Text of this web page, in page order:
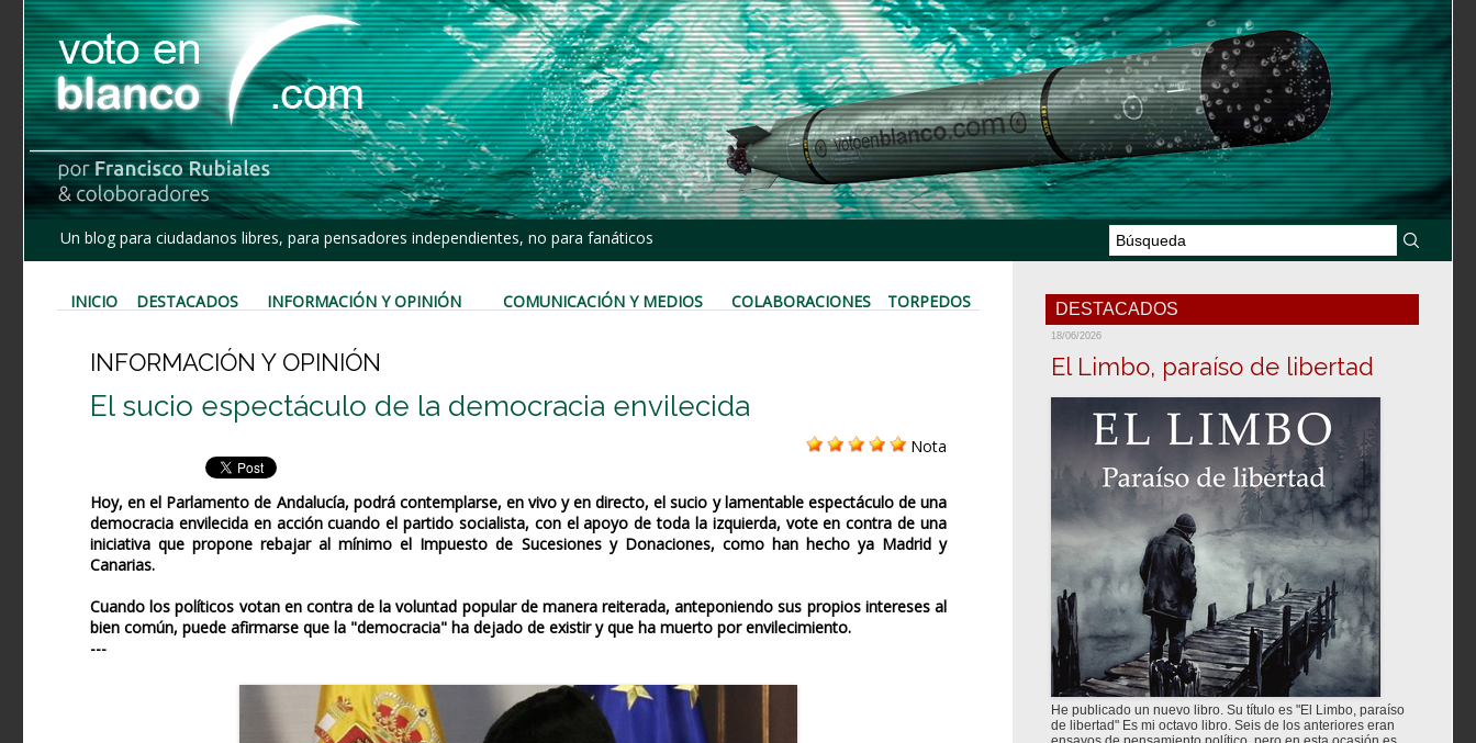
Un blog para ciudadanos libres, para pensadores independientes, no para fanáticos
INICIO DESTACADOS INFORMACIÓN Y OPINIÓN COMUNICACIÓN Y MEDIOS COLABORACIONES TORPEDOS
INFORMACIÓN Y OPINIÓN
El sucio espectáculo de la democracia envilecida
Nota
Hoy, en el Parlamento de Andalucía, podrá contemplarse, en vivo y en directo, el sucio y lamentable espectáculo de una
democracia envilecida en acción cuando el partido socialista, con el apoyo de toda la izquierda, vote en contra de una
iniciativa que propone rebajar al mínimo el Impuesto de Sucesiones y Donaciones, como han hecho ya Madrid y
Canarias.
Cuando los políticos votan en contra de la voluntad popular de manera reiterada, anteponiendo sus propios intereses al
bien común, puede afirmarse que la "democracia" ha dejado de existir y que ha muerto por envilecimiento.
---
DESTACADOS
18/06/2026
El Limbo, paraíso de libertad
He publicado un nuevo libro. Su título es "El Limbo, paraíso
de libertad" Es mi octavo libro. Seis de los anteriores eran